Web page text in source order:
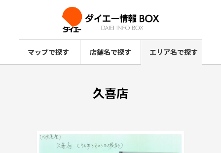
マップで探す 店舗名で探す エリア名で探す
久喜店